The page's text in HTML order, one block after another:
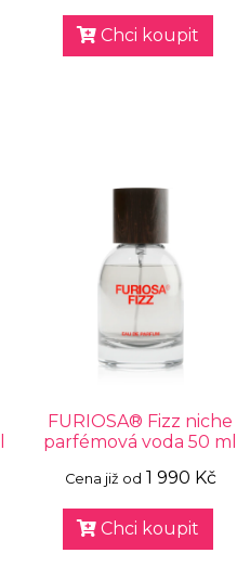
Chci koupit
FURIOSA® Fizz niche
parfémová voda 50 ml
Cena již od 1 990 Kč
Chci koupit